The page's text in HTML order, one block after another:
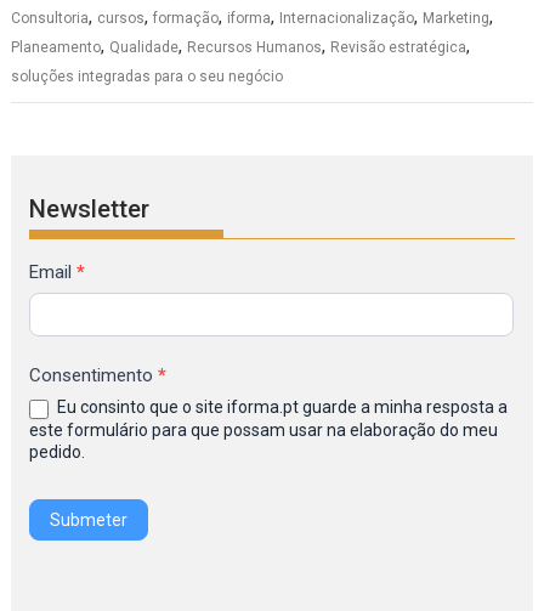
Consultoria, cursos,formação, iforma, Internacionalização, Marketing,
Planeamento, Qualidade, Recursos Humanos, Revisão estratégica,
soluções integradas para o seu negócio
Newsletter
Formulário
de
Inscrição
Newsletter
IFORMA
Email*
Consentimento*
este formulário para que possam usar na elaboração do meu
pedido.
Submeter